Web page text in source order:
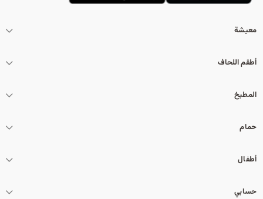
معيشة
أطقم اللحاف
المطبخ
حمام
أطفال
حسابي